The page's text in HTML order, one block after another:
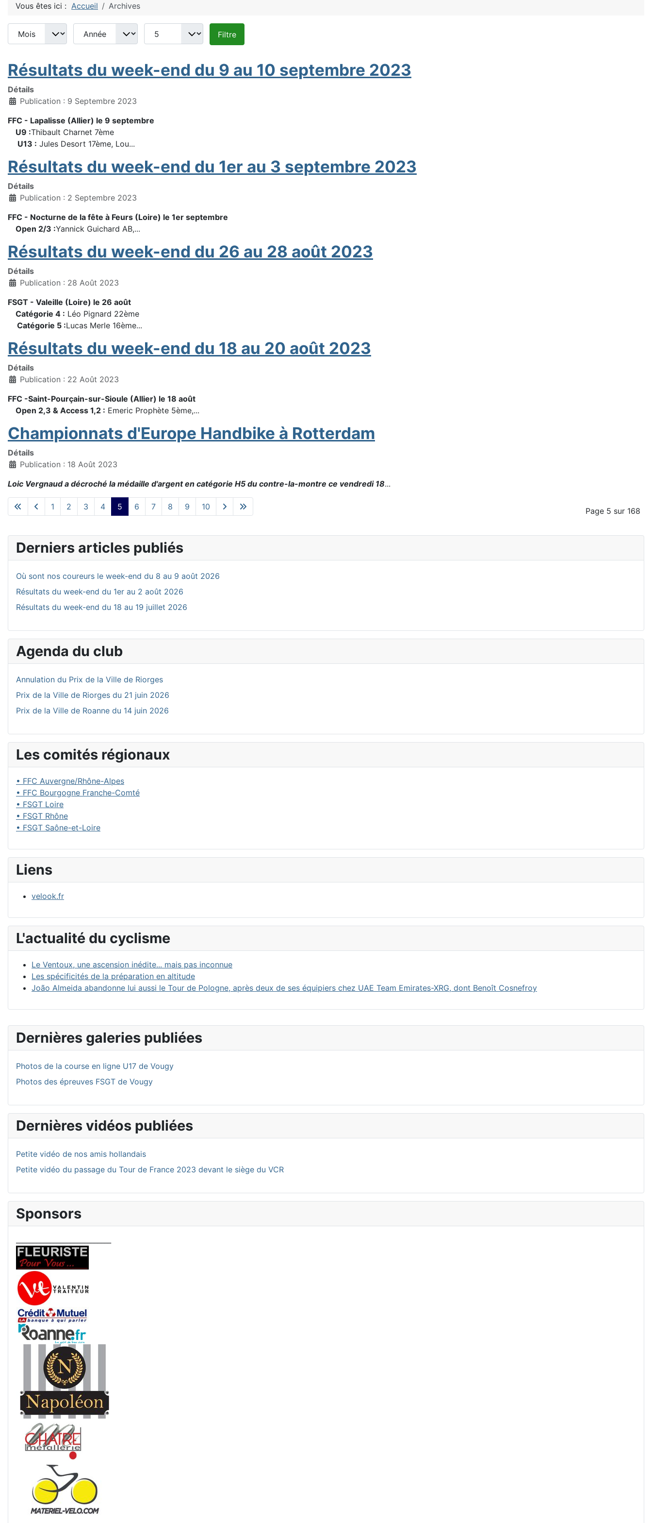
Dernières galeries publiées
Photos de la course en ligne U17 de Vougy
Photos des épreuves FSGT de Vougy
Dernières vidéos publiées
Petite vidéo de nos amis hollandais
Petite vidéo du passage du Tour de France 2023 devant le siège du VCR
Sponsors
Vous êtes ici : Accueil Archives
Filtres de recherche Filtre
Résultats du week-end du 9 au 10 septembre 2023
Détails
Publication : 9 Septembre 2023
FFC - Lapalisse (Allier) le 9 septembre
U9 :Thibault Charnet 7ème
U13 : Jules Desort 17ème, Lou...
Résultats du week-end du 1er au 3 septembre 2023
Détails
Publication : 2 Septembre 2023
FFC - Nocturne de la fête à Feurs (Loire) le 1er septembre
Open 2/3 :Yannick Guichard AB,...
Résultats du week-end du 26 au 28 août 2023
Détails
Publication : 28 Août 2023
FSGT - Valeille (Loire) le 26 août
Catégorie 4 : Léo Pignard 22ème
Catégorie 5 :Lucas Merle 16ème...
Résultats du week-end du 18 au 20 août 2023
Détails
Publication : 22 Août 2023
FFC -Saint-Pourçain-sur-Sioule (Allier) le 18 août
Open 2,3 & Access 1,2 : Emeric Prophète 5ème,...
Championnats d'Europe Handbike à Rotterdam
Détails
Publication : 18 Août 2023
Loic Vergnaud a décroché la médaille d'argent en catégorie H5 du contre-la-montre ce vendredi 18...
Page 5 sur 168
1 2 3 4 5 6 7 8 9 10
Derniers articles publiés
Où sont nos coureurs le week-end du 8 au 9 août 2026
Résultats du week-end du 1er au 2 août 2026
Résultats du week-end du 18 au 19 juillet 2026
Agenda du club
Annulation du Prix de la Ville de Riorges
Prix de la Ville de Riorges du 21 juin 2026
Prix de la Ville de Roanne du 14 juin 2026
Les comités régionaux
• FFC Auvergne/Rhône-Alpes
• FFC Bourgogne Franche-Comté
• FSGT Loire
• FSGT Rhône
• FSGT Saône-et-Loire
Liens
velook.fr
L'actualité du cyclisme
Le Ventoux, une ascension inédite... mais pas inconnue
Les spécificités de la préparation en altitude
João Almeida abandonne lui aussi le Tour de Pologne, après deux de ses équipiers chez UAE Team Emirates-XRG, dont Benoît Cosnefroy